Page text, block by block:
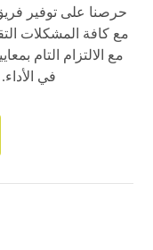
حرصنا على توفير
مع كافة المشكلات
مع الالتزام التام
في